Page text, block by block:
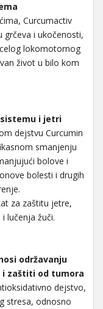
Curcumactiv
grčeva i ukočenosti,
lokomotornog
život u bilo kom
i jetri
dejstvu Curcumin
smanjenju
bolove i
bolesti i drugih
za zaštitu jetre,
lučenja žuči.
održavanju
zaštiti od tumora
dejstvo,
stresa, odnosno